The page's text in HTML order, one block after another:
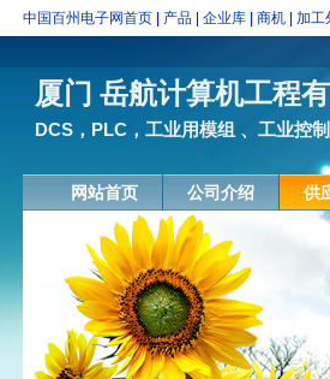
中国百州电子网首页 产品 企业库 商机 加工
厦门 岳航计算机工程
DCS，PLC，工业用模组 、工业控
网站首页 公司介绍 供